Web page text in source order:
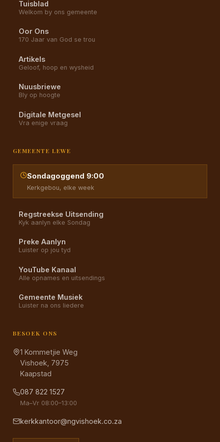
Tuisblad
Welkom by ons gemeente
Oor Ons
170 Jaar van God se trou
Artikels
Geloof, hoop en wysheid
Nuusbriewe
Bly op hoogte
Digitale Metgesel
Vra enige vraag
GEMEENTE LEWE
Sondagoggend 9:00
Kerkgebou, elke week
Regstreekse Uitsending
Kyk aanlyn elke Sondag
Preke Aanlyn
Luister op jou tyd
YouTube Kanaal
Alle opnames en uitsendings
Gemeente Musiek
Luister na ons liedere
BESOEK ONS
1 Kommetjie Weg
Vishoek, 7975
Kaapstad
087 822 1527
Ma–Vr 08:00–13:00
kerkkantoor@ngvishoek.co.za